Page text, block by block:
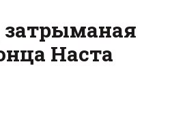
затрыманая
Наста